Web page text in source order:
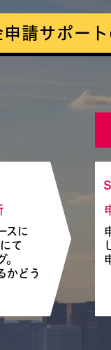
申請サポー
スに
て
かどう